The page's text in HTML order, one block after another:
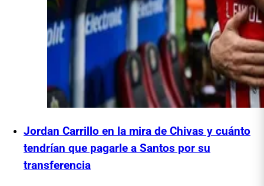
Jordan Carrillo en la mira de Chivas y cuánto
tendrían que pagarle a Santos por su
transferencia